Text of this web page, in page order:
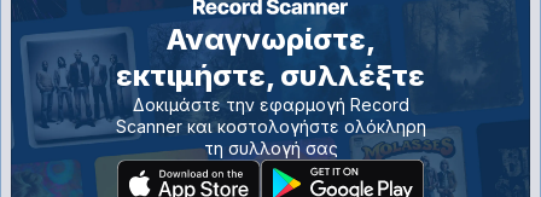
Αναγνωρίστε,
εκτιμήστε, συλλέξτε
Δοκιμάστε την εφαρμογή Record
Scanner και κοστολογήστε ολόκληρη
τη συλλογή σας